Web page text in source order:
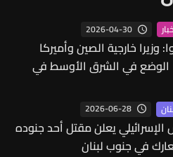
2026-04-30
وزيرا خارجية الصين وأميركا
الوضع في الشرق الأوسط في
2026-06-28
الإسرائيلي يعلن مقتل أحد جنوده
في جنوب لبنان